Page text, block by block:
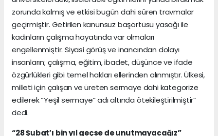
zorunda kalmış ve etkisi bugün dahi süren travmalar
geçirmiştir. Getirilen kanunsuz başörtüsü yasağı ile
kadınların çalışma hayatında var olmaları
engellenmiştir. Siyasi görüş ve inancından dolayı
insanların; çalışma, eğitim, ibadet, düşünce ve ifade
özgürlükleri gibi temel hakları ellerinden alınmıştır. Ülkesi,
milleti için çalışan ve üreten sermaye dahi kategorize
edilerek “Yeşil sermaye” adı altında ötekileştirilmiştir”
dedi.
“28 Şubat’ı bin yıl geçse de unutmayacağız”